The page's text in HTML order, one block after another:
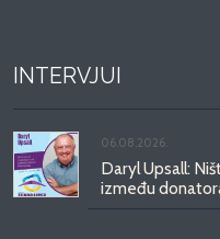
INTERVJUI
06.08.2026.
Daryl Upsall:
između